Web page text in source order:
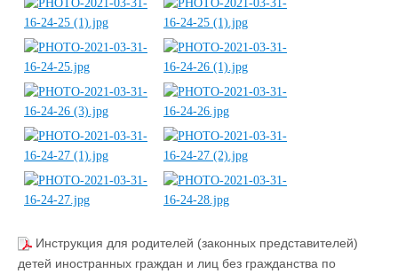
Инструкция для родителей (законных представителей)
детей иностранных граждан и лиц без гражданства по